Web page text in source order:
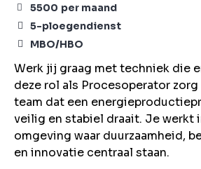
5500 per maand
5-ploegendienst
MBO/HBO
Werk jij graag met techniek die
deze rol als Procesoperator
team dat een
veilig en stabiel draait. Je werkt
omgeving waar duurzaamheid,
en innovatie centraal staan.